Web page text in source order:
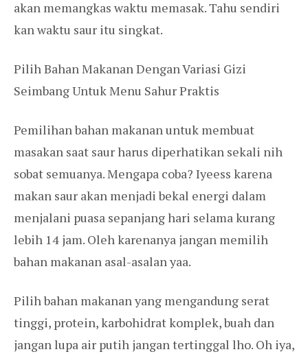
akan memangkas waktu memasak. Tahu sendiri
kan waktu saur itu singkat.
Pilih Bahan Makanan Dengan Variasi Gizi
Seimbang Untuk Menu Sahur Praktis
Pemilihan bahan makanan untuk membuat
masakan saat saur harus diperhatikan sekali nih
sobat semuanya. Mengapa coba? Iyeess karena
makan saur akan menjadi bekal energi dalam
menjalani puasa sepanjang hari selama kurang
lebih 14 jam. Oleh karenanya jangan memilih
bahan makanan asal-asalan yaa.
Pilih bahan makanan yang mengandung serat
tinggi, protein, karbohidrat komplek, buah dan
jangan lupa air putih jangan tertinggal lho. Oh iya,